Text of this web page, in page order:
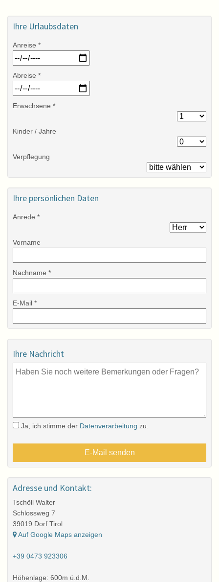
Ihre Urlaubsdaten
Anreise *
Abreise *
Erwachsene *
Kinder / Jahre
Verpflegung
Ihre persönlichen Daten
Anrede *
Vorname
Nachname *
E-Mail *
Ihre Nachricht
Ja, ich stimme der Datenverarbeitung zu.
Adresse und Kontakt:
Tschöll Walter
Schlossweg 7
39019 Dorf Tirol
Auf Google Maps anzeigen
+39 0473 923306
Höhenlage: 600m ü.d.M.